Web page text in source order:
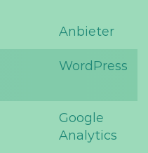
Anbieter
WordPress
Google
Analytics